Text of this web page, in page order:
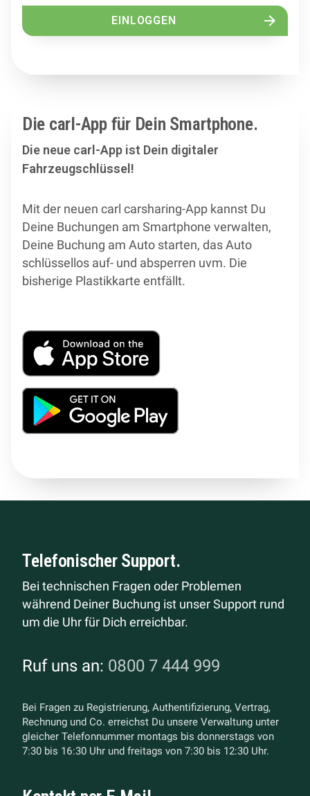
EINLOGGEN
Die carl-App für Dein Smartphone.
Die neue carl-App ist Dein digitaler
Fahrzeugschlüssel!
Mit der neuen carl carsharing-App kannst Du
Deine Buchungen am Smartphone verwalten,
Deine Buchung am Auto starten, das Auto
schlüssellos auf- und absperren uvm. Die
bisherige Plastikkarte entfällt.
Telefonischer Support.
Bei technischen Fragen oder Problemen
während Deiner Buchung ist unser Support rund
um die Uhr für Dich erreichbar.
Ruf uns an: 0800 7 444 999
Bei Fragen zu Registrierung, Authentifizierung, Vertrag,
Rechnung und Co. erreichst Du unsere Verwaltung unter
gleicher Telefonnummer montags bis donnerstags von
7:30 bis 16:30 Uhr und freitags von 7:30 bis 12:30 Uhr.